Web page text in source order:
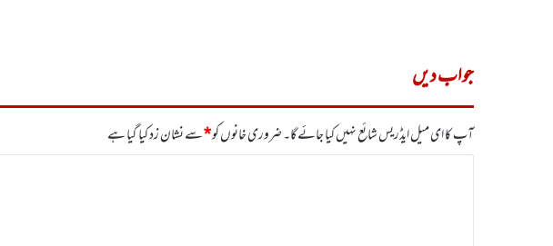
جواب دیں
آپ کا ای میل ایڈریس شائع نہیں کیا جائے گا۔ضروری خانوں کو*سے نشان زد کیا گیا ہے